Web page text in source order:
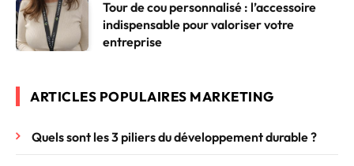
Tour de cou personnalisé : l’accessoire
indispensable pour valoriser votre
entreprise
ARTICLES POPULAIRES MARKETING
Quels sont les 3 piliers du développement durable ?